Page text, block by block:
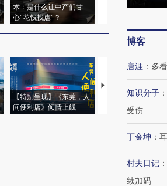
术：是什么让中产们甘
心“花钱找虐”？
粒摇头丸 尿检体内
【特别呈现】《东莞，人
间便利店》倾情上线
【推广】走进第四届
会，让数智科技“链
博客
唐涯 ： 多
知识分子 ：
受伤
丁金坤 ：
村夫日记 ：
续加码